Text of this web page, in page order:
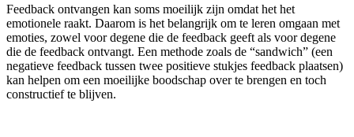
Feedback ontvangen kan soms moeilijk zijn omdat het het
emotionele raakt. Daarom is het belangrijk om te leren omgaan met
emoties, zowel voor degene die de feedback geeft als voor degene
die de feedback ontvangt. Een methode zoals de “sandwich” (een
negatieve feedback tussen twee positieve stukjes feedback plaatsen)
kan helpen om een moeilijke boodschap over te brengen en toch
constructief te blijven.